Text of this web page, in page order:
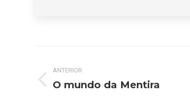
deANTERIOR
Post
O mundo da Mentira